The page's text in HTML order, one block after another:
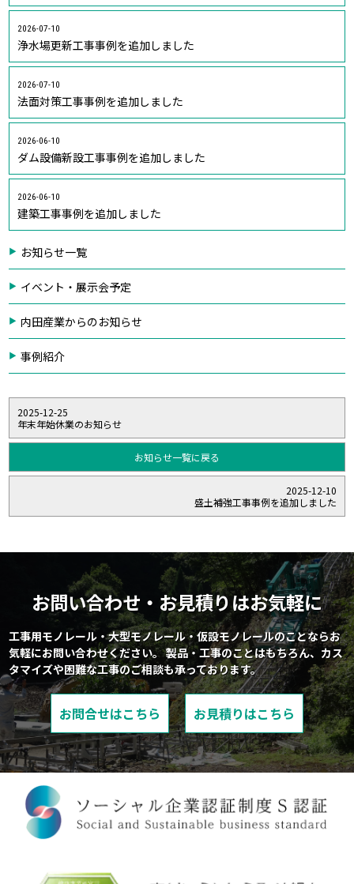
お知らせ一覧
イベント・展示会予定
内田産業からのお知らせ
事例紹介
2026-07-10
浄水場更新工事事例を追加しました
2026-07-10
法面対策工事事例を追加しました
2026-06-10
ダム設備新設工事事例を追加しました
2026-06-10
建築工事事例を追加しました
2025-12-25
年末年始休業のお知らせ
お知らせ一覧に戻る
2025-12-10
盛土補強工事事例を追加しました
お問い合わせ・お見積りはお気軽に
工事用モノレール・大型モノレール・仮設モノレールのことならお
気軽にお問い合わせください。製品・工事のことはもちろん、カス
タマイズや困難な工事のご相談も承っております。
お問合せはこちら お見積りはこちら